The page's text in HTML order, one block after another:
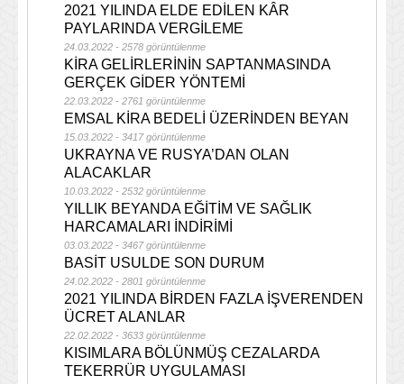
2021 YILINDA ELDE EDİLEN KÂR
PAYLARINDA VERGİLEME
24.03.2022 - 2578 görüntülenme
KİRA GELİRLERİNİN SAPTANMASINDA
GERÇEK GİDER YÖNTEMİ
22.03.2022 - 2761 görüntülenme
EMSAL KİRA BEDELİ ÜZERİNDEN BEYAN
15.03.2022 - 3417 görüntülenme
UKRAYNA VE RUSYA’DAN OLAN
ALACAKLAR
10.03.2022 - 2532 görüntülenme
YILLIK BEYANDA EĞİTİM VE SAĞLIK
HARCAMALARI İNDİRİMİ
03.03.2022 - 3467 görüntülenme
BASİT USULDE SON DURUM
24.02.2022 - 2801 görüntülenme
2021 YILINDA BİRDEN FAZLA İŞVERENDEN
ÜCRET ALANLAR
22.02.2022 - 3633 görüntülenme
KISIMLARA BÖLÜNMÜŞ CEZALARDA
TEKERRÜR UYGULAMASI